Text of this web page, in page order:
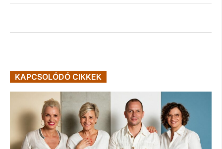
KAPCSOLÓDÓ CIKKEK